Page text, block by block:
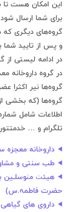
این امکان هست تا
برای شما ارسال
گروه‌های دیگری که
و پس از تایید شما
در ادامه لیستی از
در گروه داروخانه
گروه‌ها نیر اکثرا
گروه‌ها (که بخشی
اطلاعات شامل شماره
تلگرام و …
داروخانه معجزه
طب سنتی و
هیئٺ مٺوسلـین
حضرت فاطمہ.س)
داروی های